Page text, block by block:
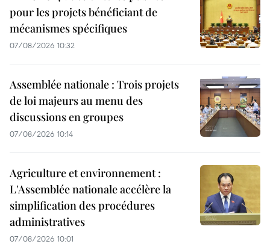
pour les projets bénéficiant de
mécanismes spécifiques
07/08/2026 10:32
Assemblée nationale : Trois projets
de loi majeurs au menu des
discussions en groupes
07/08/2026 10:14
Agriculture et environnement :
L'Assemblée nationale accélère la
simplification des procédures
administratives
07/08/2026 10:01